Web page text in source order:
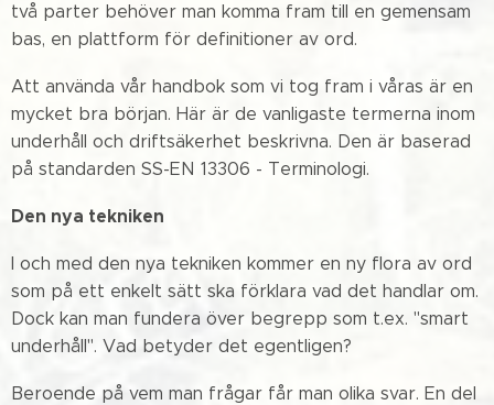
två parter behöver man komma fram till en gemensam
bas, en plattform för definitioner av ord.
Att använda vår handbok som vi tog fram i våras är en
mycket bra början. Här är de vanligaste termerna inom
underhåll och driftsäkerhet beskrivna. Den är baserad
på standarden SS-EN 13306 - Terminologi.
Den nya tekniken
I och med den nya tekniken kommer en ny flora av ord
som på ett enkelt sätt ska förklara vad det handlar om.
Dock kan man fundera över begrepp som t.ex. "smart
underhåll". Vad betyder det egentligen?
Beroende på vem man frågar får man olika svar. En del